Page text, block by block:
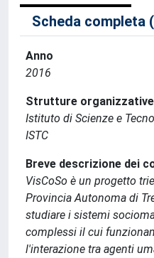
Scheda completa
Anno
2016
Strutture organizzative
Istituto di Scienze e
ISTC
Breve descrizione dei
VisCoSo è un progetto
Provincia Autonoma di
studiare i sistemi
complessi il cui
l'interazione tra agenti